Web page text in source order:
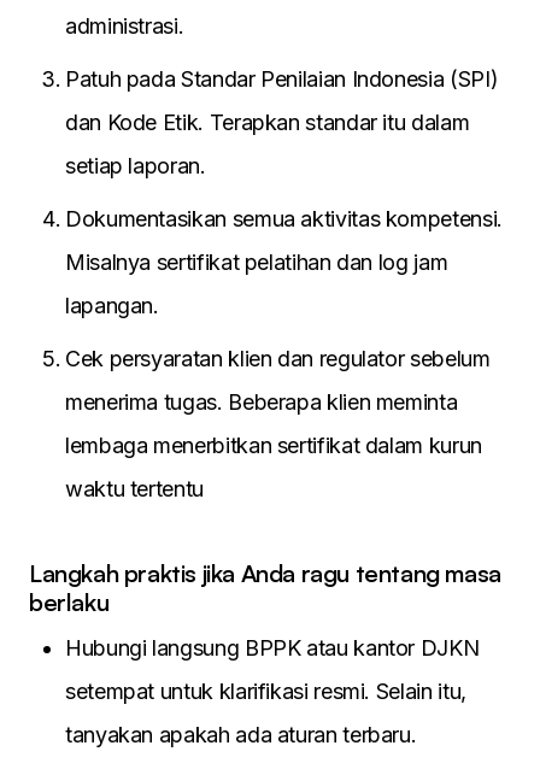
administrasi.
Patuh pada Standar Penilaian Indonesia (SPI)
dan Kode Etik. Terapkan standar itu dalam
setiap laporan.
Dokumentasikan semua aktivitas kompetensi.
Misalnya sertifikat pelatihan dan log jam
lapangan.
Cek persyaratan klien dan regulator sebelum
menerima tugas. Beberapa klien meminta
lembaga menerbitkan sertifikat dalam kurun
waktu tertentu
Langkah praktis jika Anda ragu tentang masa
berlaku
Hubungi langsung BPPK atau kantor DJKN
setempat untuk klarifikasi resmi. Selain itu,
tanyakan apakah ada aturan terbaru.